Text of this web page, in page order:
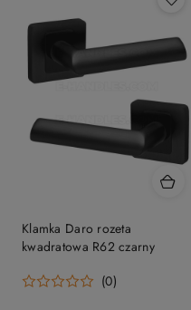
przed
Klamka Daro rozeta
kwadratowa R62 czarny
(0)